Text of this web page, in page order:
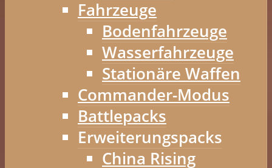
Fahrzeuge
Bodenfahrzeuge
Wasserfahrzeuge
Stationäre Waffen
Commander-Modus
Battlepacks
Erweiterungspacks
China Rising